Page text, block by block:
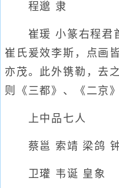
程邈 隶
崔瑗 小篆右程君首
崔氏爰效李斯，点画
亦茂。此外镌勒，去
则《三都》、《二京
上中品七人
蔡邕 索靖 梁鸽
卫瓘 韦诞 皇象